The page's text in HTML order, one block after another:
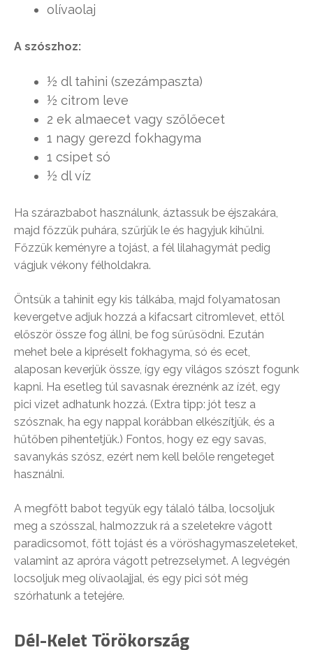
olívaolaj
A szószhoz:
½ dl tahini (szezámpaszta)
½ citrom leve
2 ek almaecet vagy szőlőecet
1 nagy gerezd fokhagyma
1 csipet só
½ dl víz
Ha szárazbabot használunk, áztassuk be éjszakára,
majd főzzük puhára, szűrjük le és hagyjuk kihűlni.
Főzzük keményre a tojást, a fél lilahagymát pedig
vágjuk vékony félholdakra.
Öntsük a tahinit egy kis tálkába, majd folyamatosan
kevergetve adjuk hozzá a kifacsart citromlevet, ettől
először össze fog állni, be fog sűrűsödni. Ezután
mehet bele a kipréselt fokhagyma, só és ecet,
alaposan keverjük össze, így egy világos szószt fogunk
kapni. Ha esetleg túl savasnak éreznénk az ízét, egy
pici vizet adhatunk hozzá. (Extra tipp: jót tesz a
szósznak, ha egy nappal korábban elkészítjük, és a
hűtőben pihentetjük.) Fontos, hogy ez egy savas,
savanykás szósz, ezért nem kell belőle rengeteget
használni.
A megfőtt babot tegyük egy tálaló tálba, locsoljuk
meg a szósszal, halmozzuk rá a szeletekre vágott
paradicsomot, főtt tojást és a vöröshagymaszeleteket,
valamint az apróra vágott petrezselymet. A legvégén
locsoljuk meg olívaolajjal, és egy pici sót még
szórhatunk a tetejére.
Dél-Kelet Törökország